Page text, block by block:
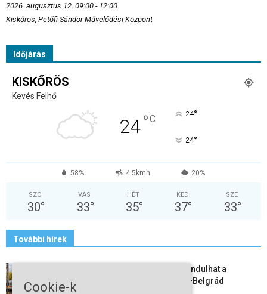
2026. augusztus 12. 09:00 - 12:00
Kiskőrös, Petőfi Sándor Művelődési Központ
Időjárás
KISKŐRÖS
Kevés Felhő
24°C 24°
24°
58% 4.5kmh 20%
SZO
30°
VAS
33°
HÉT
35°
KED
37°
SZE
33°
További hírek
Vitézy Dávid: már ősszel újraindulhat a
személyszállítás a Budapest–Belgrád
Cookie-k